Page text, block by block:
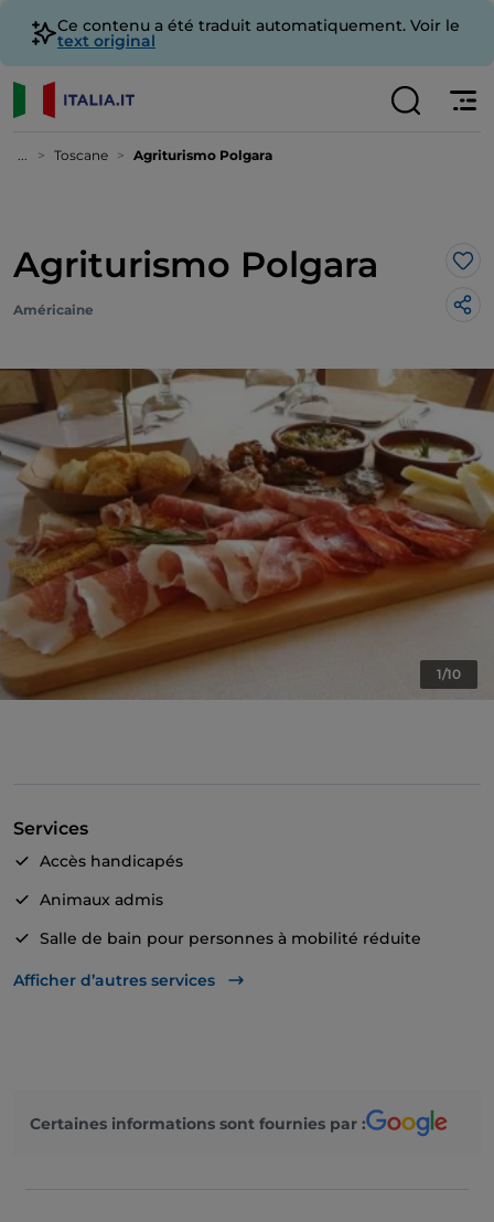
Ce contenu a été traduit automatiquement. Voir le
text original
... Toscane Agriturismo Polgara
Agriturismo Polgara
Américaine
1/10
Services
Accès handicapés
Animaux admis
Salle de bain pour personnes à mobilité réduite
Cocktail
Afficher d’autres services
Certaines informations sont fournies par :